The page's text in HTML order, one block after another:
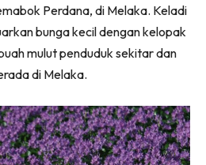
Perdana, di Melaka. Keladi
bunga kecil dengan kelopak
mulut penduduk sekitar dan
di Melaka.